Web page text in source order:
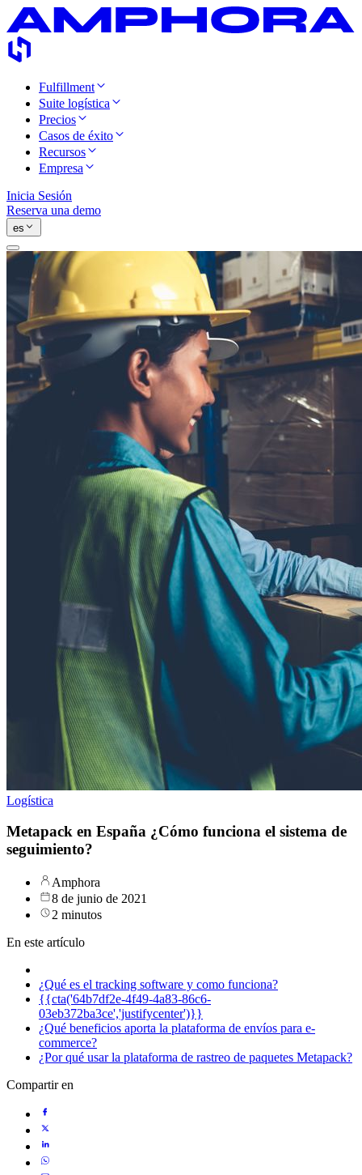
Fulfillment
Suite logística
Precios
Casos de éxito
Recursos
Empresa
Inicia Sesión
Reserva una demo
es
Logística
Metapack en España ¿Cómo funciona el sistema de
seguimiento?
Amphora
8 de junio de 2021
2 minutos
En este artículo
¿Qué es el tracking software y como funciona?
{{cta('64b7df2e-4f49-4a83-86c6-
03eb372ba3ce','justifycenter')}}
¿Qué beneficios aporta la plataforma de envíos para e-
commerce?
¿Por qué usar la plataforma de rastreo de paquetes Metapack?
Compartir en